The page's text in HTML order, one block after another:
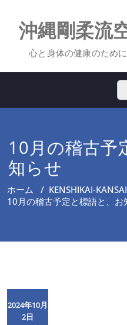
content沖縄剛柔流
心と身体の健康のため
10月の稽古予
知らせ
ホーム / KENSHIKAI-
10月の稽古予定と標語と、お
2024年10月
2日